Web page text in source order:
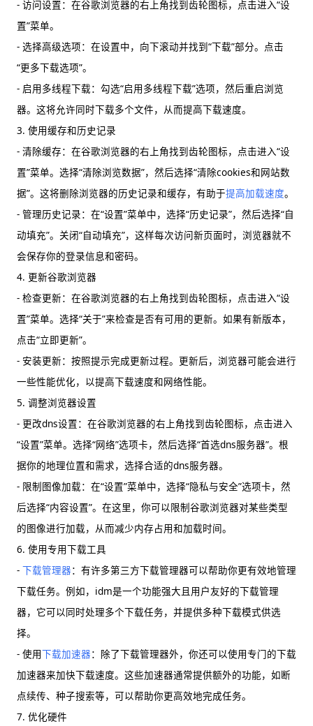
- 访问设置：在谷歌浏览器的右上角找到齿轮图标，点击进入“设
置”菜单。
- 选择高级选项：在设置中，向下滚动并找到“下载”部分。点击
“更多下载选项”。
- 启用多线程下载：勾选“启用多线程下载”选项，然后重启浏览
器。这将允许同时下载多个文件，从而提高下载速度。
3. 使用缓存和历史记录
- 清除缓存：在谷歌浏览器的右上角找到齿轮图标，点击进入“设
置”菜单。选择“清除浏览数据”，然后选择“清除cookies和网站数
据”。这将删除浏览器的历史记录和缓存，有助于提高加载速度。
- 管理历史记录：在“设置”菜单中，选择“历史记录”，然后选择“自
动填充”。关闭“自动填充”，这样每次访问新页面时，浏览器就不
会保存你的登录信息和密码。
4. 更新谷歌浏览器
- 检查更新：在谷歌浏览器的右上角找到齿轮图标，点击进入“设
置”菜单。选择“关于”来检查是否有可用的更新。如果有新版本，
点击“立即更新”。
- 安装更新：按照提示完成更新过程。更新后，浏览器可能会进行
一些性能优化，以提高下载速度和网络性能。
5. 调整浏览器设置
- 更改dns设置：在谷歌浏览器的右上角找到齿轮图标，点击进入
“设置”菜单。选择“网络”选项卡，然后选择“首选dns服务器”。根
据你的地理位置和需求，选择合适的dns服务器。
- 限制图像加载：在“设置”菜单中，选择“隐私与安全”选项卡，然
后选择“内容设置”。在这里，你可以限制谷歌浏览器对某些类型
的图像进行加载，从而减少内存占用和加载时间。
6. 使用专用下载工具
- 下载管理器：有许多第三方下载管理器可以帮助你更有效地管理
下载任务。例如，idm是一个功能强大且用户友好的下载管理
器，它可以同时处理多个下载任务，并提供多种下载模式供选
择。
- 使用下载加速器：除了下载管理器外，你还可以使用专门的下载
加速器来加快下载速度。这些加速器通常提供额外的功能，如断
点续传、种子搜索等，可以帮助你更高效地完成任务。
7. 优化硬件